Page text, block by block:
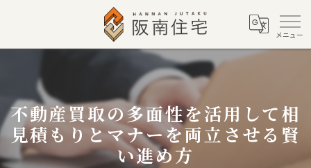
不動産買取の多面性を活用して相
見積もりとマナーを両立させる賢
い進め方